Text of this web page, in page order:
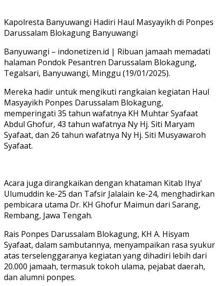
Kapolresta Banyuwangi Hadiri Haul Masyayikh di Ponpes
Darussalam Blokagung Banyuwangi
Banyuwangi – indonetizen.id | Ribuan jamaah memadati
halaman Pondok Pesantren Darussalam Blokagung,
Tegalsari, Banyuwangi, Minggu (19/01/2025).
Mereka hadir untuk mengikuti rangkaian kegiatan Haul
Masyayikh Ponpes Darussalam Blokagung,
memperingati 35 tahun wafatnya KH Muhtar Syafaat
Abdul Ghofur, 43 tahun wafatnya Ny Hj. Siti Maryam
Syafaat, dan 26 tahun wafatnya Ny Hj. Siti Musyawaroh
Syafaat.
Acara juga dirangkaikan dengan khataman Kitab Ihya’
Ulumuddin ke-25 dan Tafsir Jalalain ke-24, menghadirkan
pembicara utama Dr. KH Ghofur Maimun dari Sarang,
Rembang, Jawa Tengah.
Rais Ponpes Darussalam Blokagung, KH A. Hisyam
Syafaat, dalam sambutannya, menyampaikan rasa syukur
atas terselenggaranya kegiatan yang dihadiri lebih dari
20.000 jamaah, termasuk tokoh ulama, pejabat daerah,
dan alumni ponpes.